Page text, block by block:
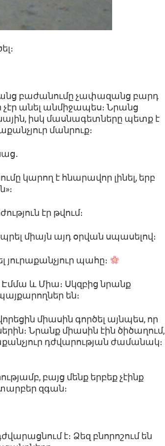
բաժանումը չափազանց բարդ
չէր անել անմիջապես։ Նրանց
իսկ մասնագետները պետք է
մանրուք։
կարող է հնարավոր լինել, երբ
էր թվում։
միայն այդ օրվան սպասելով։
պահը։
և Միա։ Սկզբից նրանք
են։
միասին գործել այնպես, որ
Նրանք միասին էին ծիծաղում,
դժվարության ժամանակ։
բայց մենք երբեք չէինք
տարբեր զգան։
է։ Ձեզ բնորոշում են